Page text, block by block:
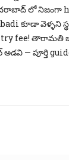
లో నిజంగా
కూడా వెళ్ళని
fee! తారామతి
— పూర్తి